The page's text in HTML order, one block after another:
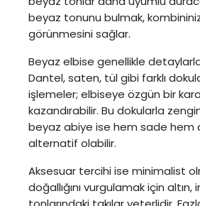
beyaz tonunu bulmak,
görünmesini sağlar.
Beyaz elbise genellikle
Dantel, saten, tül gibi farklı
işlemeler; elbiseye özgün bir
kazandırabilir. Bu dokularla
beyaz abiye ise hem sade hem
alternatif olabilir.
Aksesuar tercihi ise minimalist
doğallığını vurgulamak için